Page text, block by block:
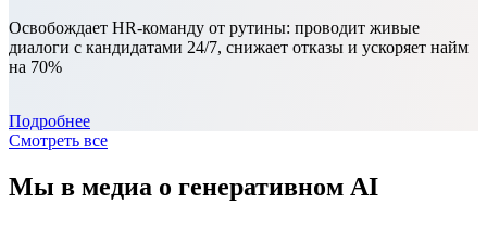
Освобождает HR-команду от рутины: проводит живые
диалоги с кандидатами 24/7, снижает отказы и ускоряет найм
на 70%
Подробнее
Смотреть все
Мы в медиа о генеративном AI